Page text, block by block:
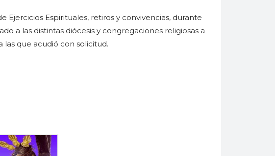
Espirituales, retiros y convivencias, durante
a las distintas diócesis y congregaciones religiosas a
las que acudió con solicitud.